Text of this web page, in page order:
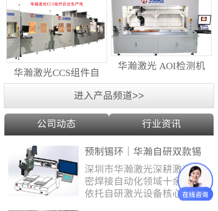
华瀚激光CCS组件自
动生产线（横向线）
华瀚激光 AOI检测机
（型号HA18DM6)
进入产品频道>>
公司动态 行业资讯
预制锡环｜华瀚自研双款锡
环机，实现焊点标准化量产
深圳市华瀚激光深耕激光精
密焊接自动化领域十余年，
依托自研激光设备核心技